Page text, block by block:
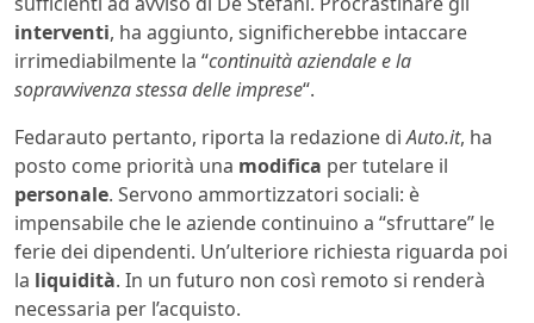
interventi, ha aggiunto, significherebbe intaccare
irrimediabilmente la “continuità aziendale e la
sopravvivenza stessa delle imprese“.
Fedarauto pertanto, riporta la redazione diAuto.it, ha
posto come priorità una modifica per tutelare il
personale. Servono ammortizzatori sociali: è
impensabile che le aziende continuino a “sfruttare” le
ferie dei dipendenti. Un’ulteriore richiesta riguarda poi
la liquidità. In un futuro non così remoto si renderà
necessaria per l’acquisto.